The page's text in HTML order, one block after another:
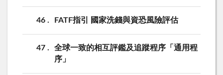
46 FATF指引 國家洗錢與資恐風險評估
47
全球一致的相互評鑑及追蹤程序「通用程
序」